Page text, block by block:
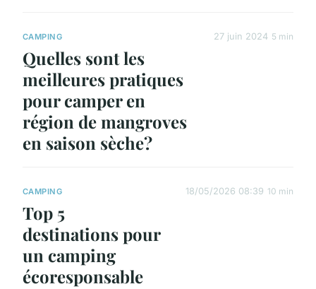
CAMPING
Quelles sont les
meilleures pratiques
pour camper en
région de mangroves
en saison sèche?
27 juin 2024 5 min
CAMPING
Top 5
destinations pour
un camping
écoresponsable
18/05/2026 08:39 10 min